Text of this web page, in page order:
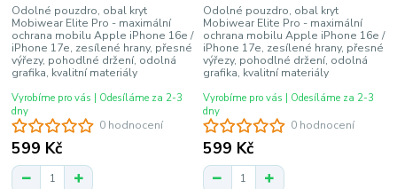
0 hodnocení
Odolné pouzdro, obal kryt
Mobiwear Elite Pro - maximální
ochrana mobilu Apple iPhone 16e /
iPhone 17e, zesílené hrany, přesné
výřezy, pohodlné držení, odolná
grafika, kvalitní materiály
599 Kč
Vyrobíme pro vás | Odesíláme za 2-3
dny
0 hodnocení
Odolné pouzdro, obal kryt
Mobiwear Elite Pro - maximální
ochrana mobilu Apple iPhone 16e /
iPhone 17e, zesílené hrany, přesné
výřezy, pohodlné držení, odolná
grafika, kvalitní materiály
599 Kč
Vyrobíme pro vás | Odesíláme za 2-3
dny